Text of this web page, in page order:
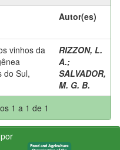
Autor(es)
vinhos da
do Sul,
RIZZON, L.
A.;
SALVADOR,
M. G. B.
1 a 1 de 1